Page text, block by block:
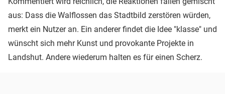
aus: Dass die Walflossen das Stadtbild zerstören würden,
merkt ein Nutzer an. Ein anderer findet die Idee "klasse" und
wünscht sich mehr Kunst und provokante Projekte in
Landshut. Andere wiederum halten es für einen Scherz.